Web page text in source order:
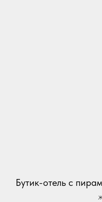
Бутик-отель с